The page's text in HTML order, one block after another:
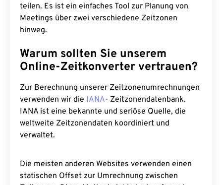
teilen. Es ist ein einfaches Tool zur Planung von
Meetings über zwei verschiedene Zeitzonen
hinweg.
Warum sollten Sie unserem
Online-Zeitkonverter vertrauen?
Zur Berechnung unserer Zeitzonenumrechnungen
verwenden wir die IANA- Zeitzonendatenbank.
IANA ist eine bekannte und seriöse Quelle, die
weltweite Zeitzonendaten koordiniert und
verwaltet.
Die meisten anderen Websites verwenden einen
statischen Offset zur Umrechnung zwischen